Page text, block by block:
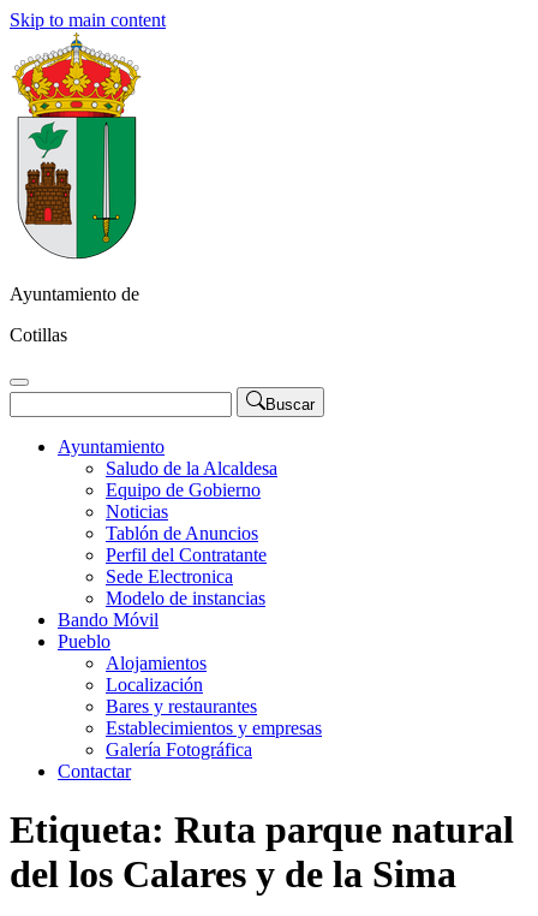
Skip to main content
Ayuntamiento de
Cotillas
Buscar
Ayuntamiento
Saludo de la Alcaldesa
Equipo de Gobierno
Noticias
Tablón de Anuncios
Perfil del Contratante
Sede Electronica
Modelo de instancias
Bando Móvil
Pueblo
Alojamientos
Localización
Bares y restaurantes
Establecimientos y empresas
Galería Fotográfica
Contactar
Etiqueta: Ruta parque natural
del los Calares y de la Sima